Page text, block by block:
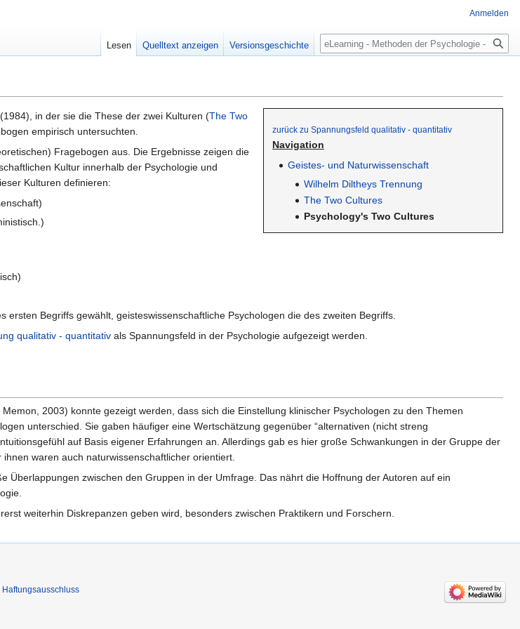
zurück zu Spannungsfeld qualitativ - quantitativ
Navigation
Geistes- und Naturwissenschaft
Wilhelm Diltheys Trennung
The Two Cultures
Psychology's Two Cultures
in der sie die These der zwei Kulturen (The Two
empirisch untersuchten.
Fragebogen aus. Die Ergebnisse zeigen die
Kultur innerhalb der Psychologie und
Kulturen definieren:
ersten Begriffs gewählt, geisteswissenschaftliche Psychologen die des zweiten Begriffs.
qualitativ - quantitativ als Spannungsfeld in der Psychologie aufgezeigt werden.
2003) konnte gezeigt werden, dass sich die Einstellung klinischer Psychologen zu den Themen
unterschied. Sie gaben häufiger eine Wertschätzung gegenüber “alternativen (nicht streng
auf Basis eigener Erfahrungen an. Allerdings gab es hier große Schwankungen in der Gruppe der
waren auch naturwissenschaftlicher orientiert.
Überlappungen zwischen den Gruppen in der Umfrage. Das nährt die Hoffnung der Autoren auf ein
weiterhin Diskrepanzen geben wird, besonders zwischen Praktikern und Forschern.
Anmelden
Lesen Quelltext anzeigen Versionsgeschichte Suche
Haftungsausschluss